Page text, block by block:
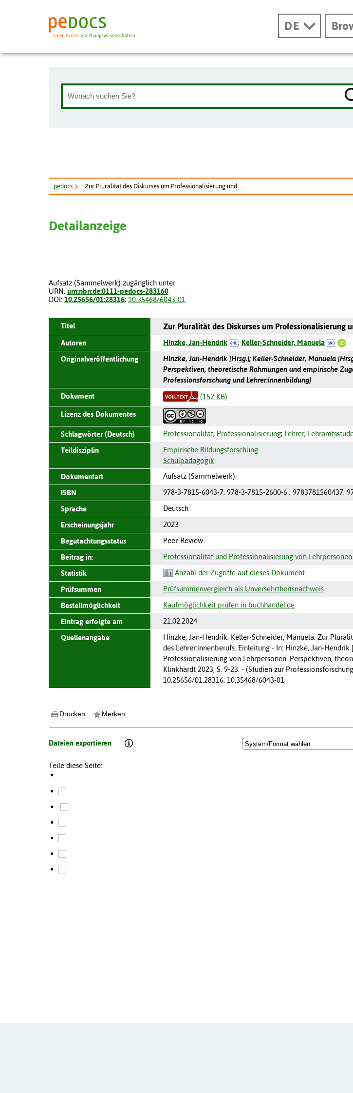
DE
pedocs Zur Pluralität des Diskurses um Professionalisierung und ...
Detailanzeige
Aufsatz (Sammelwerk) zugänglich unter
URN: urn:nbn:de:0111-pedocs-283160
DOI: 10.25656/01:28316; 10.35468/6043-01
Titel Zur Pluralität des Diskurses um Professionalisierung
Autoren Hinzke, Jan-Hendrik ; Keller-Schneider, Manuela
Originalveröffentlichung
Hinzke, Jan-Hendrik [Hrsg.]; Keller-Schneider, Manuela
Perspektiven, theoretische Rahmungen und empirische
Professionsforschung und Lehrer:innenbildung)
Dokument
(152 KB)
Lizenz des Dokumentes
Schlagwörter (Deutsch) Professionalität; Professionalisierung; Lehrer;
Teildisziplin
Empirische Bildungsforschung
Schulpädagogik
Dokumentart
Aufsatz (Sammelwerk)
ISBN
978-3-7815-6043-7; 978-3-7815-2600-6 ; 9783781560437;
Sprache
Deutsch
Erscheinungsjahr
2023
Begutachtungsstatus
Peer-Review
Beitrag in:
Professionalität und Professionalisierung von
Statistik
Anzahl der Zugriffe auf dieses Dokument
Prüfsummen
Prüfsummenvergleich als Unversehrtheitsnachweis
Bestellmöglichkeit
Kaufmöglichkeit prüfen in buchhandel.de
Eintrag erfolgte am
21.02.2024
Quellenangabe
Hinzke, Jan-Hendrik; Keller-Schneider, Manuela: Zur
des Lehrer:innenberufs. Einleitung - In: Hinzke, Jan-
Professionalisierung von Lehrpersonen. Perspektiven,
Klinkhardt 2023, S. 9-23. - (Studien zur
10.25656/01:28316; 10.35468/6043-01
Drucken Merken
Dateien exportieren
Teile diese Seite: